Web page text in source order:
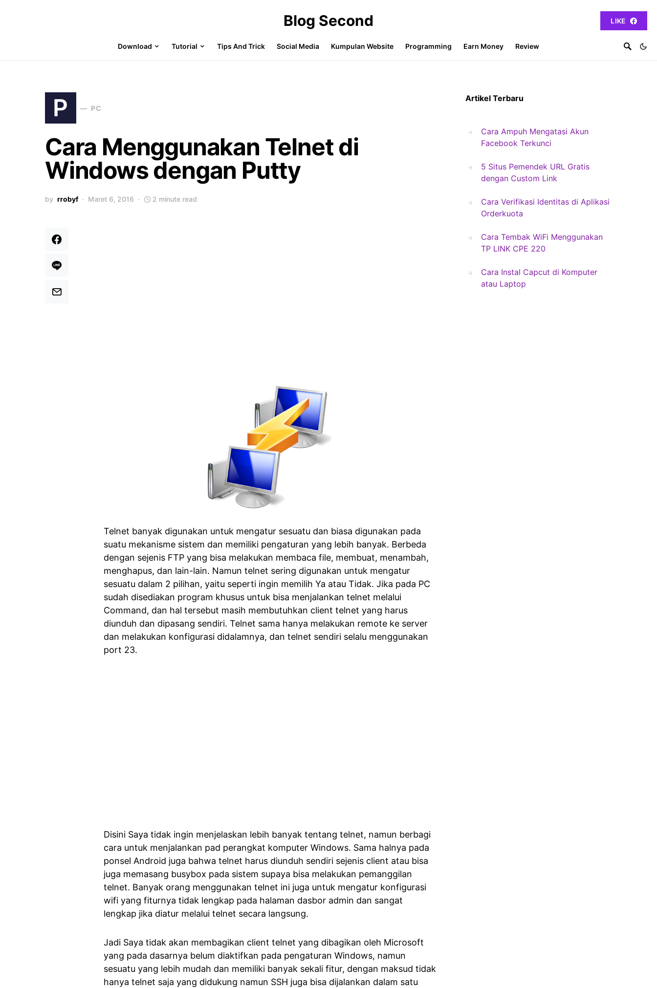
Blog Second LIKE
Download Tutorial Tips And Trick Social Media Kumpulan Website Programming Earn Money Review
P PC
Cara Menggunakan Telnet di
Windows dengan Putty
by rrobyf Maret 6, 2016 2 minute read
Telnet banyak digunakan untuk mengatur sesuatu dan biasa digunakan pada
suatu mekanisme sistem dan memiliki pengaturan yang lebih banyak. Berbeda
dengan sejenis FTP yang bisa melakukan membaca file, membuat, menambah,
menghapus, dan lain-lain. Namun telnet sering digunakan untuk mengatur
sesuatu dalam 2 pilihan, yaitu seperti ingin memilih Ya atau Tidak. Jika pada PC
sudah disediakan program khusus untuk bisa menjalankan telnet melalui
Command, dan hal tersebut masih membutuhkan client telnet yang harus
diunduh dan dipasang sendiri. Telnet sama hanya melakukan remote ke server
dan melakukan konfigurasi didalamnya, dan telnet sendiri selalu menggunakan
port 23.
Disini Saya tidak ingin menjelaskan lebih banyak tentang telnet, namun berbagi
cara untuk menjalankan pad perangkat komputer Windows. Sama halnya pada
ponsel Android juga bahwa telnet harus diunduh sendiri sejenis client atau bisa
juga memasang busybox pada sistem supaya bisa melakukan pemanggilan
telnet. Banyak orang menggunakan telnet ini juga untuk mengatur konfigurasi
wifi yang fiturnya tidak lengkap pada halaman dasbor admin dan sangat
lengkap jika diatur melalui telnet secara langsung.
Jadi Saya tidak akan membagikan client telnet yang dibagikan oleh Microsoft
yang pada dasarnya belum diaktifkan pada pengaturan Windows, namun
sesuatu yang lebih mudah dan memiliki banyak sekali fitur, dengan maksud tidak
hanya telnet saja yang didukung namun SSH juga bisa dijalankan dalam satu
Artikel Terbaru
Cara Ampuh Mengatasi Akun
Facebook Terkunci
5 Situs Pemendek URL Gratis
dengan Custom Link
Cara Verifikasi Identitas di Aplikasi
Orderkuota
Cara Tembak WiFi Menggunakan
TP LINK CPE 220
Cara Instal Capcut di Komputer
atau Laptop